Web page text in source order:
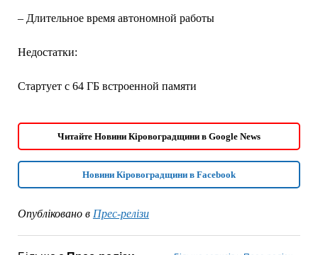
– Длительное время автономной работы
Недостатки:
Стартует с 64 ГБ встроенной памяти
Читайте Новини Кіровоградщини в Google News
Новини Кіровоградщини в Facebook
Опубліковано в Прес-релізи